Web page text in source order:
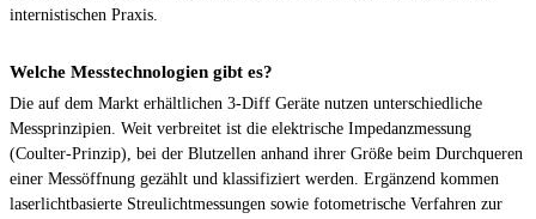
internistischen Praxis.
Welche Messtechnologien gibt es?
Die auf dem Markt erhältlichen 3-Diff Geräte nutzen unterschiedliche
Messprinzipien. Weit verbreitet ist die elektrische Impedanzmessung
(Coulter-Prinzip), bei der Blutzellen anhand ihrer Größe beim Durchqueren
einer Messöffnung gezählt und klassifiziert werden. Ergänzend kommen
laserlichtbasierte Streulichtmessungen sowie fotometrische Verfahren zur